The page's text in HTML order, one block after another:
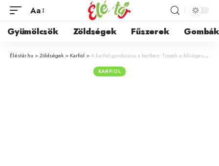
Aa
Gyümölcsök Zöldségek Fűszerek Gombák
Éléstár.hu >Zöldségek > Karfiol >A karfiol gondozása a kertben: Tippek a bőséges és egészséges termésért
KARFIOL